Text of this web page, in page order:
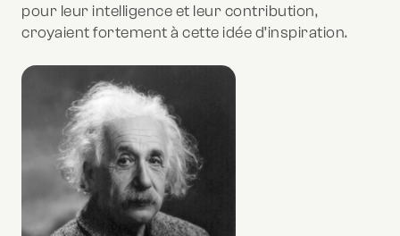
pour leur intelligence et leur contribution,
croyaient fortement à cette idée d’inspiration.